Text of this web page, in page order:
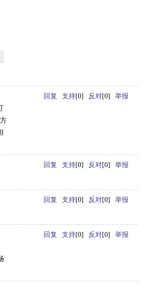
回复 支持[0] 反对[0]
举报
回复 支持[0] 反对[0]
举报
回复 支持[0] 反对[0]
举报
回复 支持[0] 反对[0]
举报